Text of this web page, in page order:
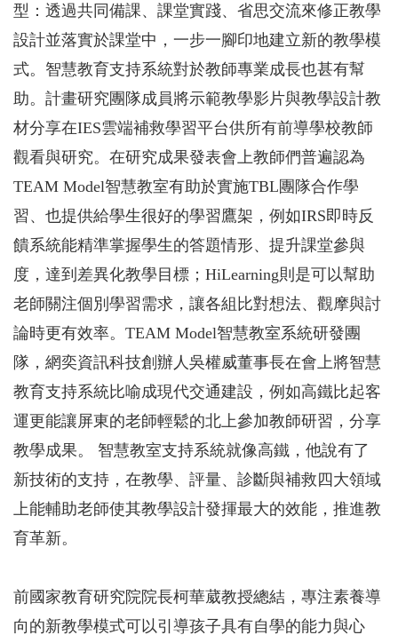
型：透過共同備課、課堂實踐、省思交流來修正教學
設計並落實於課堂中，一步一腳印地建立新的教學模
式。智慧教育支持系統對於教師專業成長也甚有幫
助。計畫研究團隊成員將示範教學影片與教學設計教
材分享在IES雲端補救學習平台供所有前導學校教師
觀看與研究。在研究成果發表會上教師們普遍認為
TEAM Model智慧教室有助於實施TBL團隊合作學
習、也提供給學生很好的學習鷹架，例如IRS即時反
饋系統能精準掌握學生的答題情形、提升課堂參與
度，達到差異化教學目標；HiLearning則是可以幫助
老師關注個別學習需求，讓各組比對想法、觀摩與討
論時更有效率。TEAM Model智慧教室系統研發團
隊，網奕資訊科技創辦人吳權威董事長在會上將智慧
教育支持系統比喻成現代交通建設，例如高鐵比起客
運更能讓屏東的老師輕鬆的北上參加教師研習，分享
教學成果。 智慧教室支持系統就像高鐵，他說有了
新技術的支持，在教學、評量、診斷與補救四大領域
上能輔助老師使其教學設計發揮最大的效能，推進教
育革新。
前國家教育研究院院長柯華葳教授總結，專注素養導
向的新教學模式可以引導孩子具有自學的能力與心